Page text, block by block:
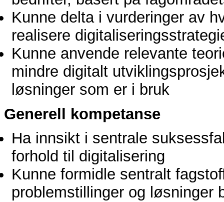
Kunne delta i vurderinger av
realisere
Kunne anvende relevante
mindre digitalt
løsninger som er i bruk
Generell kompetanse
Ha innsikt i sentrale
forhold til digitalisering
Kunne formidle sentralt
problemstillinger og løsninger